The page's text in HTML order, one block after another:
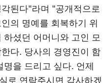
된다"라며 "공개적으로
의 명예를 회복하기 위
셨던 어머니와 고인 모
다. 당사의 경영진이 함
을 드리고 싶다. 언제
로 연락주시면 감사하겠